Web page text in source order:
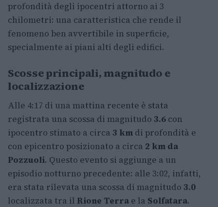
profondità degli ipocentri attorno ai 3
chilometri: una caratteristica che rende il
fenomeno ben avvertibile in superficie,
specialmente ai piani alti degli edifici.
Scosse principali, magnitudo e
localizzazione
Alle 4:17 di una mattina recente è stata
registrata una scossa di magnitudo 3.6 con
ipocentro stimato a circa 3 km di profondità e
con epicentro posizionato a circa 2 km da
Pozzuoli. Questo evento si aggiunge a un
episodio notturno precedente: alle 3:02, infatti,
era stata rilevata una scossa di magnitudo 3.0
localizzata tra il Rione Terra e la Solfatara.